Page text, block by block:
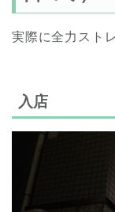
実際に全力スト
入店